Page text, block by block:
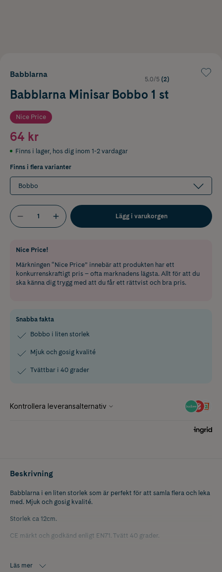
Babblarna
5.0/5 (2)
Babblarna Minisar Bobbo 1 st
Nice Price
64 kr
Finns i lager, hos dig inom 1-2 vardagar
Finns i flera varianter
Bobbo
Lägg i varukorgen
Nice Price!
Märkningen “Nice Price” innebär att produkten har ett
konkurrenskraftigt pris – ofta marknadens lägsta. Allt för att du
ska känna dig trygg med att du får ett rättvist och bra pris.
Snabba fakta
Bobbo i liten storlek
Mjuk och gosig kvalité
Tvättbar i 40 grader
Beskrivning
Babblarna i en liten storlek som är perfekt för att samla flera och leka
med. Mjuk och gosig kvalité.
Storlek ca 12cm.
CE märkt och godkänd enligt EN71. Tvätt 40 grader.
Läs mer